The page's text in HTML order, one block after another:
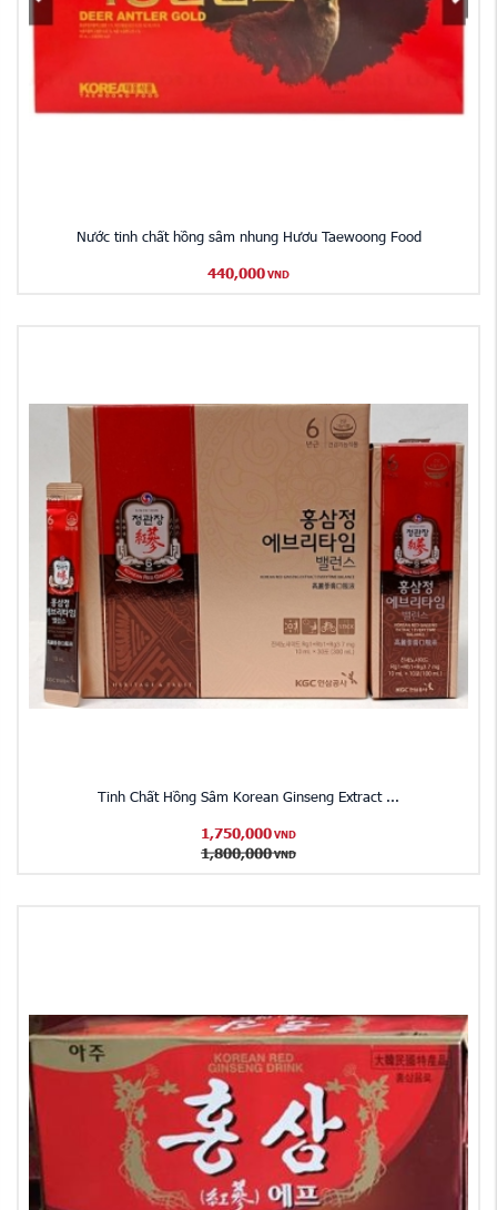
Nước tinh chất hồng sâm nhung Hươu Taewoong Food
440,000 VND
Tinh Chất Hồng Sâm Korean Ginseng Extract ...
1,750,000 VND
1,800,000 VND